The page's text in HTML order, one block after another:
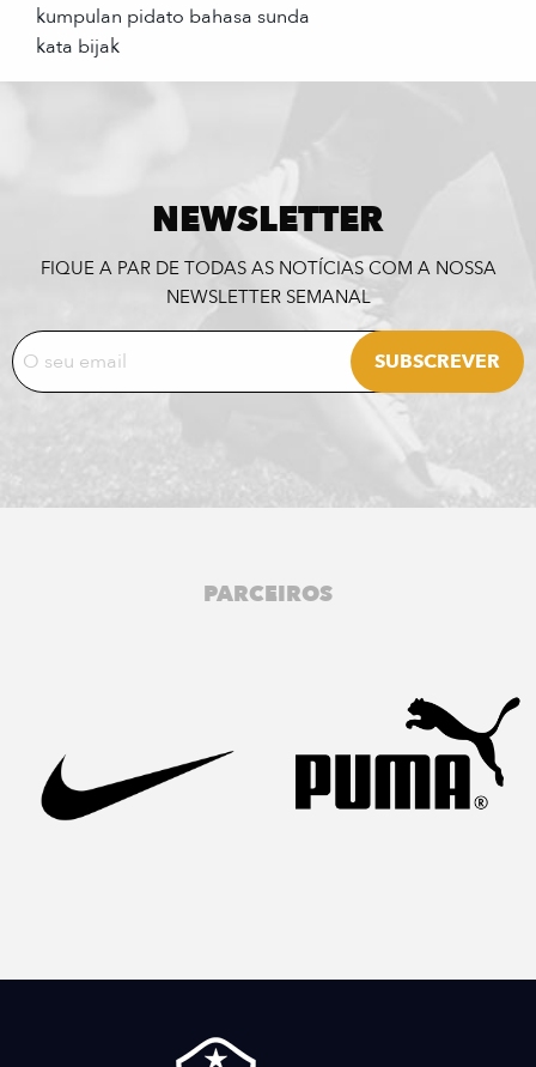
kumpulan pidato bahasa sunda
kata bijak
NEWSLETTER
FIQUE A PAR DE TODAS AS NOTÍCIAS COM A NOSSA
NEWSLETTER SEMANAL
PARCEIROS